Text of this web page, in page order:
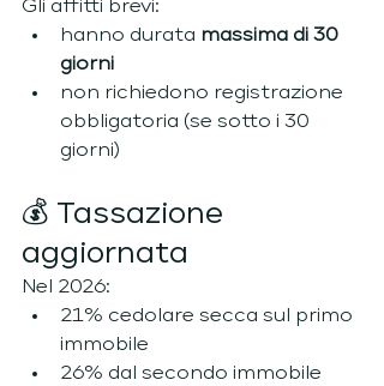
Gli affitti brevi:
hanno durata massima di 30
giorni
non richiedono registrazione
obbligatoria (se sotto i 30
giorni)
💰 Tassazione
aggiornata
Nel 2026:
21% cedolare secca sul primo
immobile
26% dal secondo immobile